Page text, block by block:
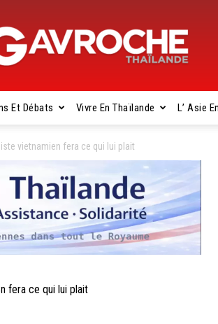
Gavroche
Thaïlande
Et Débats Vivre En Thaïlande L’ Asie
vietnamien fera ce qui lui plait
fera ce qui lui plait